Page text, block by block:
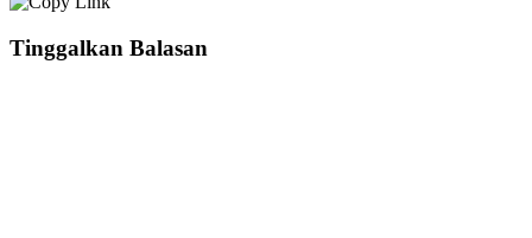
Tinggalkan Balasan